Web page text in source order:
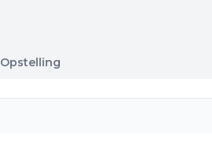
Opstelling